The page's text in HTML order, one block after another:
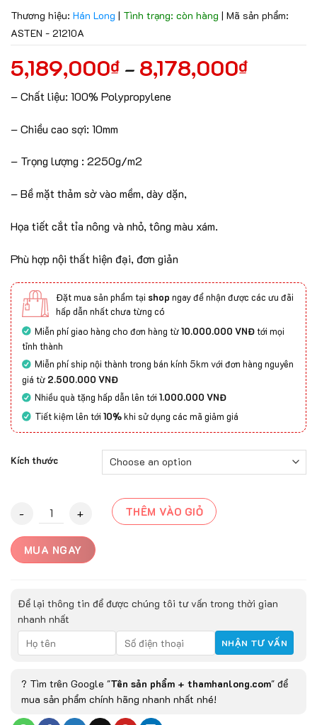
Thương hiệu: Hán Long | Tình trạng: còn hàng | Mã sản phẩm:
ASTEN - 21210A
5,189,000₫ – 8,178,000₫
– Chất liệu: 100% Polypropylene
– Chiều cao sợi: 10mm
– Trọng lượng : 2250g/m2
– Bề mặt thảm sờ vào mềm, dày dặn,
Họa tiết cắt tỉa nông và nhỏ, tông màu xám.
Phù hợp nội thất hiện đại, đơn giản
Đặt mua sản phẩm tại shop ngay để nhận được các ưu đãi
hấp dẫn nhất chưa từng có
Miễn phí giao hàng cho đơn hàng từ10.000.000 VNĐtới mọi
tỉnh thành
Miễn phí ship nội thành trong bán kính 5km với đơn hàng nguyên
giá từ 2.500.000 VNĐ
Nhiều quà tặng hấp dẫn lên tới1.000.000 VNĐ
Tiết kiệm lên tới10%khi sử dụng các mã giảm giá
Kích thước
Thảm trải sàn ASTEN-21210A quantity
THÊM VÀO GIỎ
MUA NGAY
Để lại thông tin để được chúng tôi tư vấn trong thời gian
nhanh nhất
? Tìm trên Google "Tên sản phẩm + thamhanlong.com" để
mua sản phẩm chính hãng nhanh nhất nhé!